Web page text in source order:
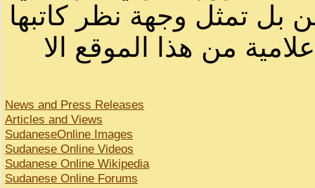
بل تمثل وجهة نظر كاتبها
من هذا الموقع الا
News and Press Releases
Articles and Views
SudaneseOnline Images
Sudanese Online Videos
Sudanese Online Wikipedia
Sudanese Online Forums